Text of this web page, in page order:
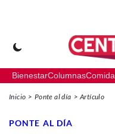
BienestarColumnasComida
Inicio Ponte al día Artículo
PONTE AL DÍA